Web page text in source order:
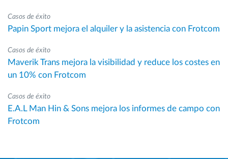
Casos de éxito
Papin Sport mejora el alquiler y la asistencia con Frotcom
Casos de éxito
Maverik Trans mejora la visibilidad y reduce los costes en
un 10% con Frotcom
Casos de éxito
E.A.L Man Hin & Sons mejora los informes de campo con
Frotcom